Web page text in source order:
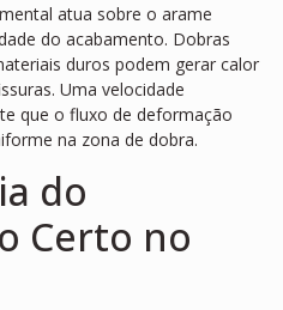
atua sobre o arame
do acabamento. Dobras
duros podem gerar calor
Uma velocidade
que o fluxo de deformação
na zona de dobra.
do
Certo no